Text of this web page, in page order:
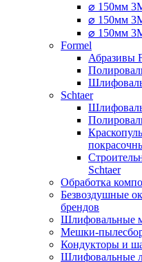
⌀ 150мм
⌀ 150мм
⌀ 150мм
Formel
Абразивы
Schtaer
Schtaer
Обработка
Безвоздушные
брендов
Шлифовальные
Мешки-
Кондукторы и
Шлифовальные